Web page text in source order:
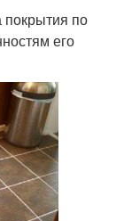
по
его